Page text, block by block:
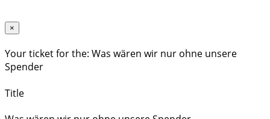
×
Your ticket for the: Was wären wir nur ohne unsere
Spender
Title